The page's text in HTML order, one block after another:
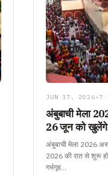
JUN 17, 2026 • 7
अंबुबाची मेला
26 जून को खुलेंगे
अंबुबाची मेला 2026
2026 की रात से शुरू
गर्भगृह…